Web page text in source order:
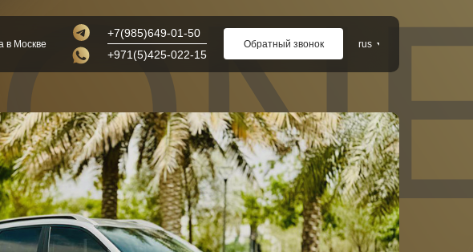
+7(985)649-01-50
+971(5)425-022-15
Обратный звонок rus
в Москве